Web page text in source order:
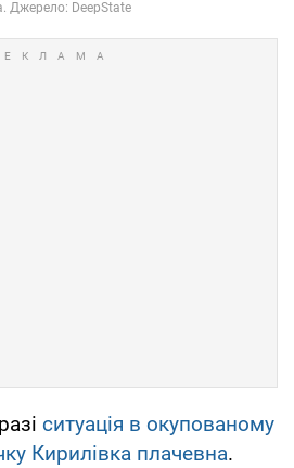
ситуація в окупованому
Кирилівка плачевна.